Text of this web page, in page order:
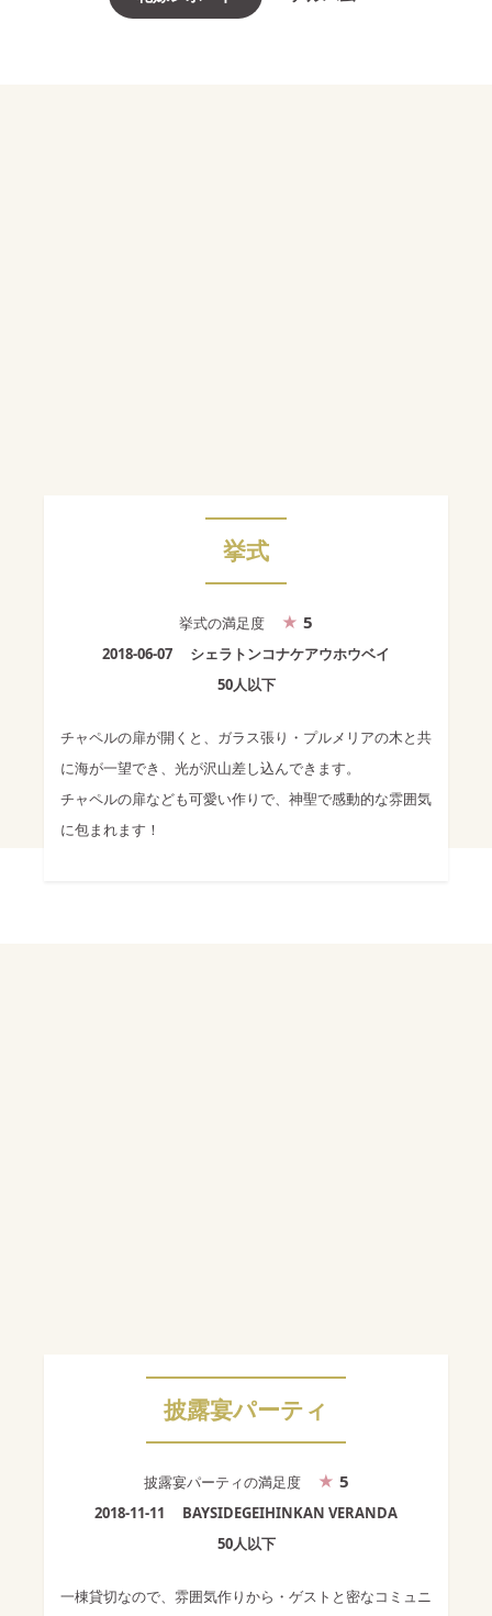
挙式
挙式の満足度 5
2018-06-07
シェラトンコナケアウホウベイ
50人以下
チャペルの扉が開くと、ガラス張り・プルメリアの木と共
に海が一望でき、光が沢山差し込んできます。
チャペルの扉なども可愛い作りで、神聖で感動的な雰囲気
に包まれます！
披露宴パーティ
披露宴パーティの満足度 5
2018-11-11
BAYSIDEGEIHINKAN VERANDA
50人以下
一棟貸切なので、雰囲気作りから・ゲストと密なコミュニ